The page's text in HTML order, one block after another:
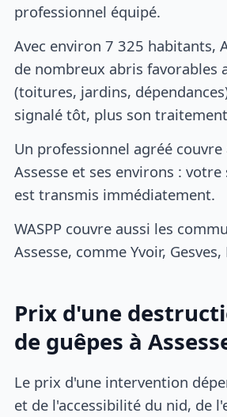
professionnel équipé.
Avec environ 7 325 habitants,
de nombreux abris favorables
(toitures, jardins,
signalé tôt, plus son
Un professionnel agréé
Assesse et ses environs :
est transmis immédiatement.
WASPP couvre aussi les
Assesse, comme Yvoir,
Prix d'une
de guêpes à
Le prix d'une intervention
et de l'accessibilité du nid, de